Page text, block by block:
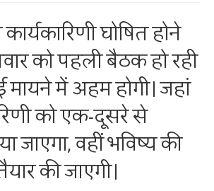
घोषित होने
को पहली बैठक हो रही
में अहम होगी। जहां
को एक-दूसरे से
जाएगा, वहीं भविष्य की
की जाएगी।